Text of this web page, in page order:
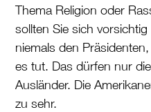
Thema Religion oder
sollten Sie sich
niemals den
es tut. Das dürfen nur
Ausländer. Die
zu sehr.